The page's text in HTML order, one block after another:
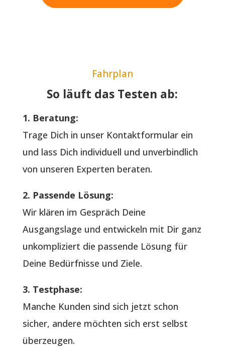
Fahrplan
So läuft das Testen ab:
1. Beratung:
Trage Dich in unser Kontaktformular ein
und lass Dich individuell und unverbindlich
von unseren Experten beraten.
2. Passende Lösung:
Wir klären im Gespräch Deine
Ausgangslage und entwickeln mit Dir ganz
unkompliziert die passende Lösung für
Deine Bedürfnisse und Ziele.
3. Testphase:
Manche Kunden sind sich jetzt schon
sicher, andere möchten sich erst selbst
überzeugen.